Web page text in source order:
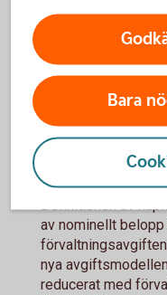
I produktbladen för
beskrivs avgiften och
produkten.
Informationsblad
Strukturerade
(pdf)
Definitionen av
av nominellt
nya
reducerat med
Bara